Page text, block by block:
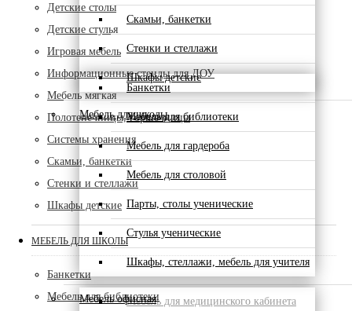
Скамьи, банкетки
Стенки и стеллажи
Шкафы детские
Мебель для школы
Банкетки
Мебель для библиотеки
Мебель для гардероба
Мебель для столовой
Парты, столы ученические
Стулья ученические
Шкафы, стеллажи, мебель для учителя
Мебель офиснаяМебель для медицинского кабинета
Детские столы
Детские стулья
Игровая мебель
Информационные стенды для ДОУ
Мебель мягкая
Полотенечницы, горшечницы
Системы хранения
Скамьи, банкетки
Стенки и стеллажи
Шкафы детские
МЕБЕЛЬ ДЛЯ ШКОЛЫ
Банкетки
Мебель для библиотеки